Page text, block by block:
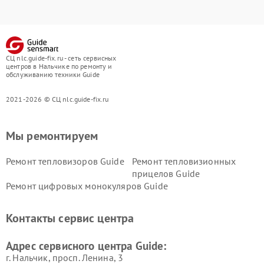
СЦ nlc.guide-fix.ru - сеть сервисных
центров в Нальчике по ремонту и
обслуживанию техники Guide
2021-2026 © СЦ nlc.guide-fix.ru
Мы ремонтируем
Ремонт тепловизоров Guide
Ремонт тепловизионных
прицелов Guide
Ремонт цифровых монокуляров Guide
Контакты сервис центра
Адрес сервисного центра Guide:
г. Нальчик, просп. Ленина, 3